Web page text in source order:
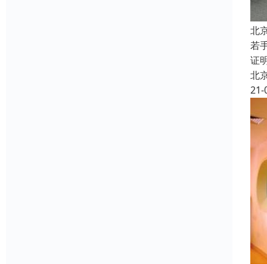
北
若
证
北
21-